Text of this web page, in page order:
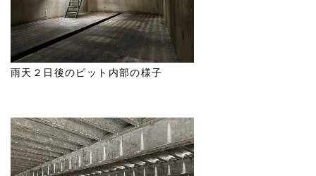
雨天２日後のピット内部の様子